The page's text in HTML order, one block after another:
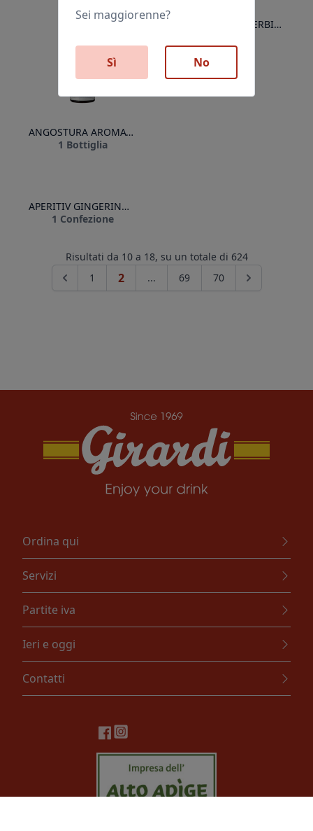
Sei maggiorenne?
Sì No
ANGOSTURA AROMATIC BITTERS
1 Bottiglia
ANTONIUS KELLERBIER 33cl
APERITIV GINGERINO 10cl
1 Confezione
risultati da 10 a 18, su un totale di 624
1
2 ... 69 70
Ordina qui
Servizi
Partite iva
Ieri e oggi
Contatti